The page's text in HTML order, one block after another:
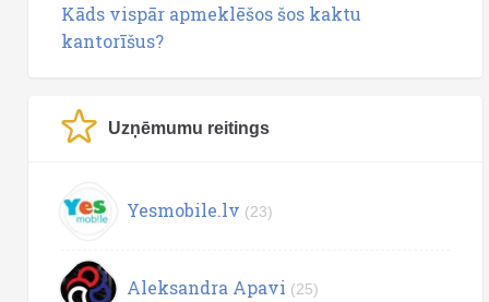
Kāds vispār apmeklēšos šos kaktu
kantorīšus?
Uzņēmumu reitings
Yesmobile.lv (23)
Aleksandra Apavi (25)